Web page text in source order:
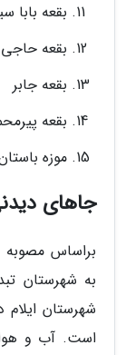
بقعه بابا
بقعه حاجی
بقعه جابر
بقعه
موزه
جاهای
به شهرستان
است. آب و